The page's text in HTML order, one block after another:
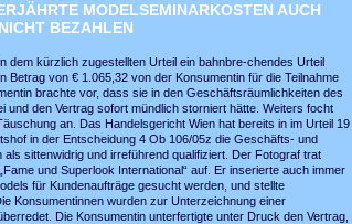
MODELSEMINARKOSTEN AUCH
BEZAHLEN
dem kürzlich zugestellten Urteil ein bahnbre-chendes Urteil
Betrag von € 1.065,32 von der Konsumentin für die Teilnahme
brachte vor, dass sie in den Geschäftsräumlichkeiten des
und den Vertrag sofort mündlich storniert hätte. Weiters focht
an. Das Handelsgericht Wien hat bereits in im Urteil 19
in der Entscheidung 4 Ob 106/05z die Geschäfts- und
sittenwidrig und irreführend qualifiziert. Der Fotograf trat
und Superlook International“ auf. Er inserierte auch immer
für Kundenaufträge gesucht werden, und stellte
Konsumentinnen wurden zur Unterzeichnung einer
Die Konsumentin unterfertigte unter Druck den Vertrag,